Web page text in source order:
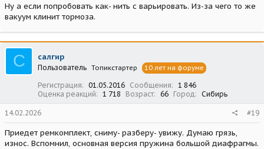
Ну а если попробовать как- нить с варьировать. Из-за чего то же
вакуум клинит тормоза.
С салгир
Пользователь Топикстартер 10 лет на форуме
Регистрация 01.05.2016 Сообщения
1 846
Оценка реакций
1 718 Возраст 66 Город Сибирь
14.02.2026 #19
Приедет ремкомплект, сниму- разберу- увижу. Думаю грязь,
износ. Вспомнил, основная версия пружина большой диафрагмы.